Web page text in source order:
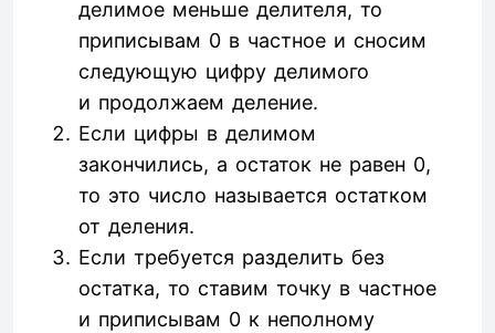
делимое меньше делителя, то
приписывам 0 в частное и сносим
следующую цифру делимого
и продолжаем деление.
Если цифры в делимом
закончились, а остаток не равен 0,
то это число называется остатком
от деления.
Если требуется разделить без
остатка, то ставим точку в частное
и приписывам 0 к неполному